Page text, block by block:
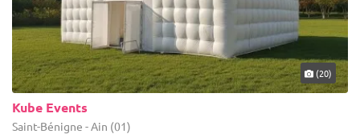
(20)
Kube Events
Saint-Bénigne - Ain (01)